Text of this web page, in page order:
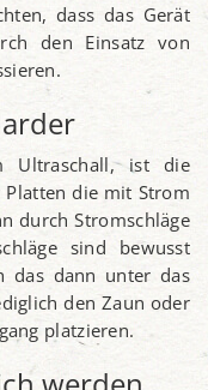
dass das Gerät
den Einsatz von
Ultraschall, ist die
Platten die mit Strom
durch Stromschläge
sind bewusst
das dann unter das
den Zaun oder
platzieren.